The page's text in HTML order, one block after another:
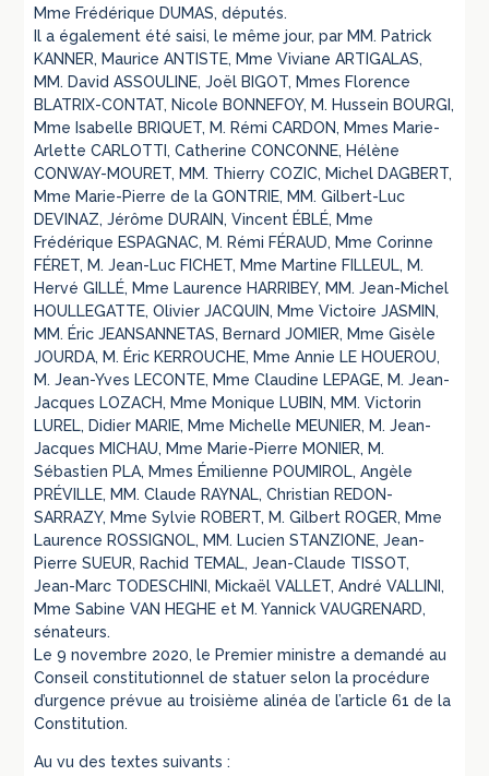
Mme Frédérique DUMAS, députés.
Il a également été saisi, le même jour, par MM. Patrick
KANNER, Maurice ANTISTE, Mme Viviane ARTIGALAS,
MM. David ASSOULINE, Joël BIGOT, Mmes Florence
BLATRIX-CONTAT, Nicole BONNEFOY, M. Hussein BOURGI,
Mme Isabelle BRIQUET, M. Rémi CARDON, Mmes Marie-
Arlette CARLOTTI, Catherine CONCONNE, Hélène
CONWAY-MOURET, MM. Thierry COZIC, Michel DAGBERT,
Mme Marie-Pierre de la GONTRIE, MM. Gilbert-Luc
DEVINAZ, Jérôme DURAIN, Vincent ÉBLÉ, Mme
Frédérique ESPAGNAC, M. Rémi FÉRAUD, Mme Corinne
FÉRET, M. Jean-Luc FICHET, Mme Martine FILLEUL, M.
Hervé GILLÉ, Mme Laurence HARRIBEY, MM. Jean-Michel
HOULLEGATTE, Olivier JACQUIN, Mme Victoire JASMIN,
MM. Éric JEANSANNETAS, Bernard JOMIER, Mme Gisèle
JOURDA, M. Éric KERROUCHE, Mme Annie LE HOUEROU,
M. Jean-Yves LECONTE, Mme Claudine LEPAGE, M. Jean-
Jacques LOZACH, Mme Monique LUBIN, MM. Victorin
LUREL, Didier MARIE, Mme Michelle MEUNIER, M. Jean-
Jacques MICHAU, Mme Marie-Pierre MONIER, M.
Sébastien PLA, Mmes Émilienne POUMIROL, Angèle
PRÉVILLE, MM. Claude RAYNAL, Christian REDON-
SARRAZY, Mme Sylvie ROBERT, M. Gilbert ROGER, Mme
Laurence ROSSIGNOL, MM. Lucien STANZIONE, Jean-
Pierre SUEUR, Rachid TEMAL, Jean-Claude TISSOT,
Jean-Marc TODESCHINI, Mickaël VALLET, André VALLINI,
Mme Sabine VAN HEGHE et M. Yannick VAUGRENARD,
sénateurs.
Le 9 novembre 2020, le Premier ministre a demandé au
Conseil constitutionnel de statuer selon la procédure
d’urgence prévue au troisième alinéa de l’article 61 de la
Constitution.
Au vu des textes suivants :